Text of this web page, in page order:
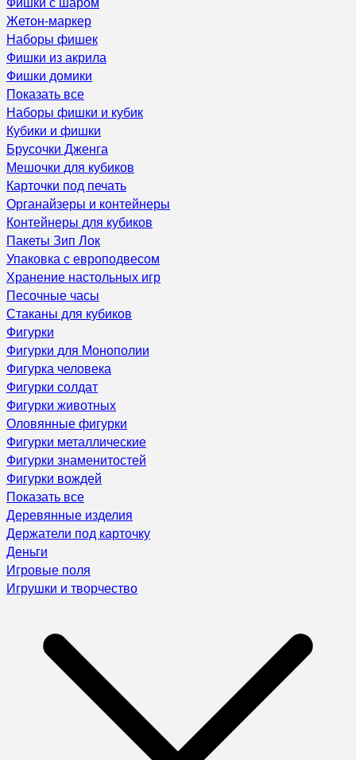
Жетон-маркер
Наборы фишек
Фишки из акрила
Фишки домики
Показать все
Наборы фишки и кубик
Кубики и фишки
Брусочки Дженга
Мешочки для кубиков
Карточки под печать
Органайзеры и контейнеры
Контейнеры для кубиков
Пакеты Зип Лок
Упаковка с европодвесом
Хранение настольных игр
Песочные часы
Стаканы для кубиков
Фигурки
Фигурки для Монополии
Фигурка человека
Фигурки солдат
Фигурки животных
Оловянные фигурки
Фигурки металлические
Фигурки знаменитостей
Фигурки вождей
Показать все
Деревянные изделия
Держатели под карточку
Деньги
Игровые поля
Игрушки и творчество